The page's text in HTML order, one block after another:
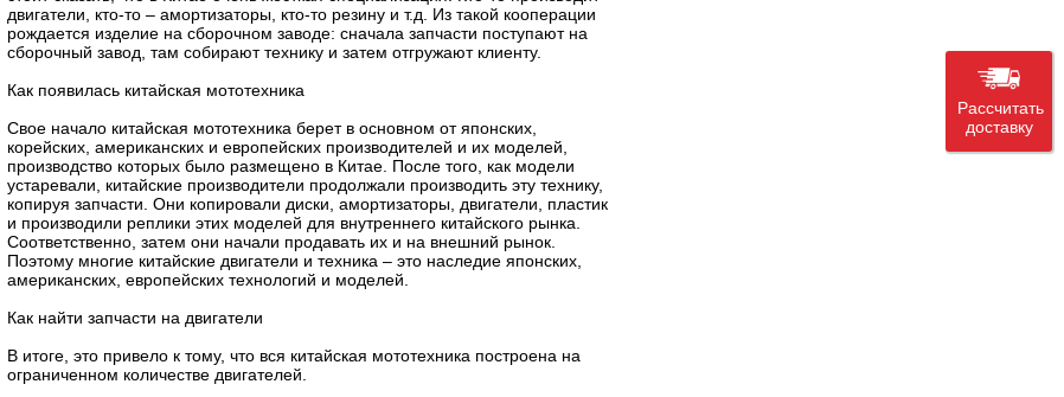
двигатели, кто-то – амортизаторы, кто-то резину и т.д. Из такой кооперации
рождается изделие на сборочном заводе: сначала запчасти поступают на
сборочный завод, там собирают технику и затем отгружают клиенту.
Как появилась китайская мототехника
Свое начало китайская мототехника берет в основном от японских,
корейских, американских и европейских производителей и их моделей,
производство которых было размещено в Китае. После того, как модели
устаревали, китайские производители продолжали производить эту технику,
копируя запчасти. Они копировали диски, амортизаторы, двигатели, пластик
и производили реплики этих моделей для внутреннего китайского рынка.
Соответственно, затем они начали продавать их и на внешний рынок.
Поэтому многие китайские двигатели и техника – это наследие японских,
американских, европейских технологий и моделей.
Как найти запчасти на двигатели
В итоге, это привело к тому, что вся китайская мототехника построена на
ограниченном количестве двигателей.
Рассчитать
доставку